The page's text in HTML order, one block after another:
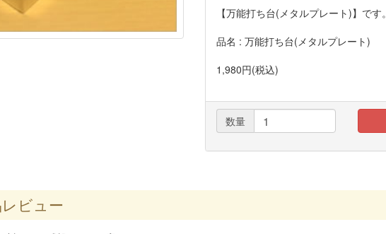
【万能打ち台(メタルプレート)】です。
品名 : 万能打ち台(メタルプレート)
1,980円(税込)
数量
ビュー